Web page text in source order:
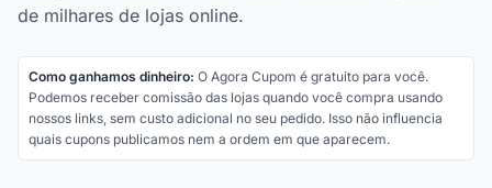
de milhares de lojas online.
Como ganhamos dinheiro: O Agora Cupom é gratuito para você.
Podemos receber comissão das lojas quando você compra usando
nossos links, sem custo adicional no seu pedido. Isso não influencia
quais cupons publicamos nem a ordem em que aparecem.